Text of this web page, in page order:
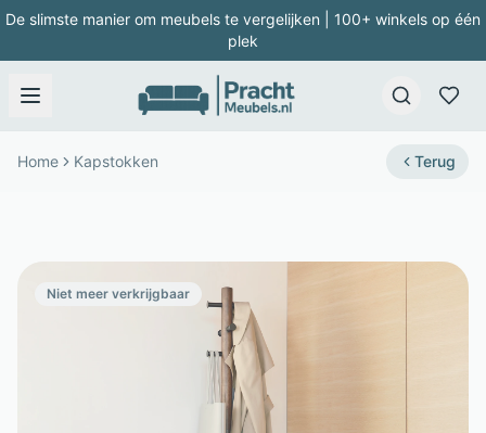
De slimste manier om meubels te vergelijken | 100+ winkels op één
plek
Home Kapstokken Terug
Niet meer verkrijgbaar